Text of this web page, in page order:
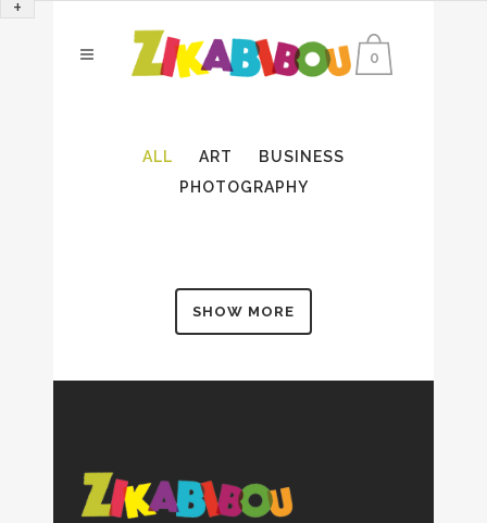
0
ALL ART
BUSINESS
PHOTOGRAPHY
SHOW MORE
+